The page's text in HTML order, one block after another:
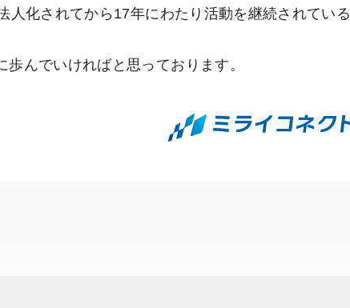
人化されてから17年にわたり活動を継続されている
んでいければと思っております。